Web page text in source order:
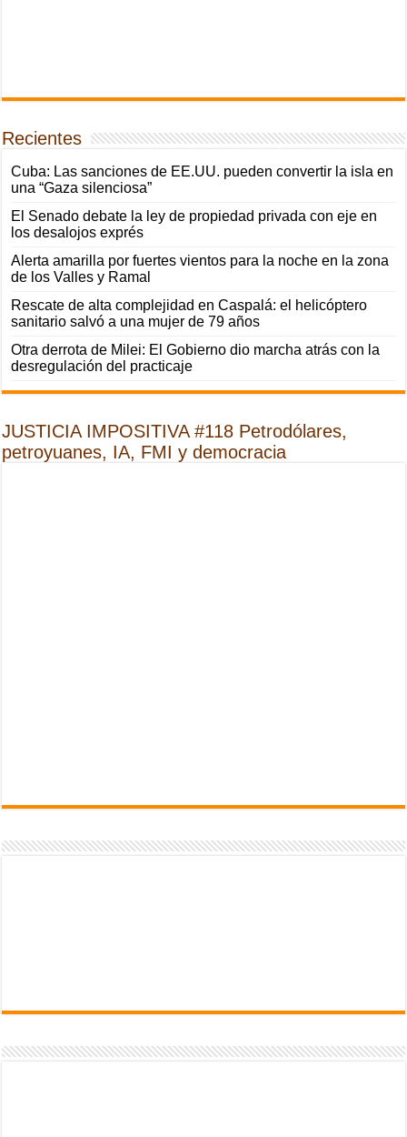
Recientes
Cuba: Las sanciones de EE.UU. pueden convertir la isla en
una “Gaza silenciosa”
El Senado debate la ley de propiedad privada con eje en
los desalojos exprés
Alerta amarilla por fuertes vientos para la noche en la zona
de los Valles y Ramal
Rescate de alta complejidad en Caspalá: el helicóptero
sanitario salvó a una mujer de 79 años
Otra derrota de Milei: El Gobierno dio marcha atrás con la
desregulación del practicaje
JUSTICIA IMPOSITIVA #118 Petrodólares,
petroyuanes, IA, FMI y democracia